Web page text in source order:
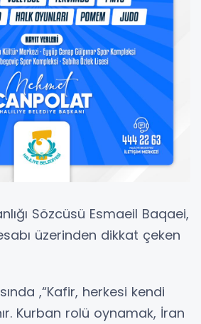
Sözcüsü Esmaeil Baqaei,
üzerinden dikkat çeken
,“Kafir, herkesi kendi
Kurban rolü oynamak, İran